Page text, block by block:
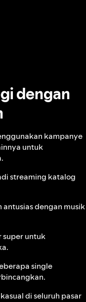
dengan
kampanye
untuk
streaming katalog
dengan musik
super untuk
single
di seluruh pasar